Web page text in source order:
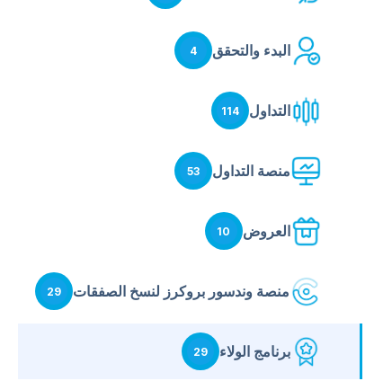
البدء والتحقق 4
التداول 114
منصة التداول 53
العروض 10
منصة وندسور بروكرز لنسخ الصفقات 29
برنامج الولاء 29